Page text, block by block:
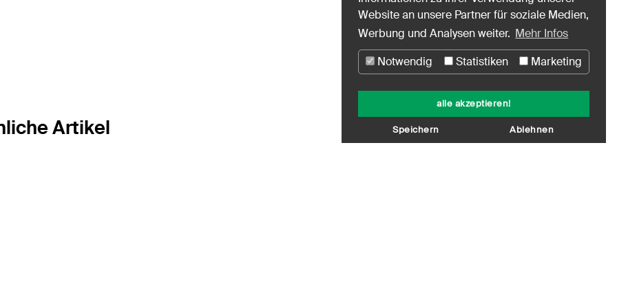
Artikel
Website an unsere Partner für soziale Medien,
Werbung und Analysen weiter. Mehr Infos
Notwendig
Statistiken Marketing
alle akzeptieren!
Speichern Ablehnen